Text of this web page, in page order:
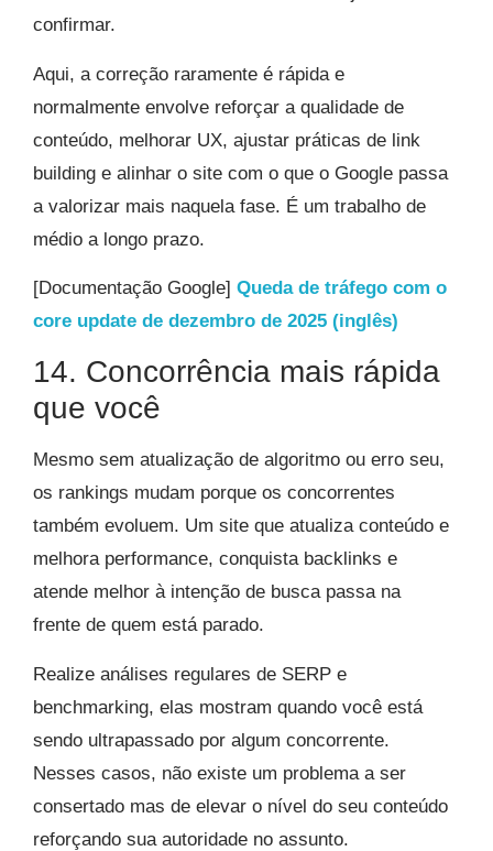
confirmar.
Aqui, a correção raramente é rápida e
normalmente envolve reforçar a qualidade de
conteúdo, melhorar UX, ajustar práticas de link
building e alinhar o site com o que o Google passa
a valorizar mais naquela fase. É um trabalho de
médio a longo prazo.
[Documentação Google] Queda de tráfego com o
core update de dezembro de 2025 (inglês)
14. Concorrência mais rápida
que você
Mesmo sem atualização de algoritmo ou erro seu,
os rankings mudam porque os concorrentes
também evoluem. Um site que atualiza conteúdo e
melhora performance, conquista backlinks e
atende melhor à intenção de busca passa na
frente de quem está parado.
Realize análises regulares de SERP e
benchmarking, elas mostram quando você está
sendo ultrapassado por algum concorrente.
Nesses casos, não existe um problema a ser
consertado mas de elevar o nível do seu conteúdo
reforçando sua autoridade no assunto.